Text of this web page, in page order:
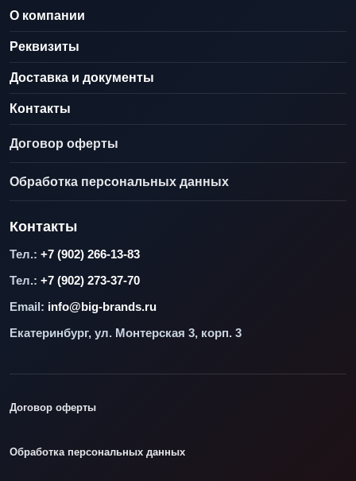
О компании
Реквизиты
Доставка и документы
Контакты
Договор оферты
Обработка персональных данных
Контакты
Тел.: +7 (902) 266-13-83
Тел.: +7 (902) 273-37-70
Email: info@big-brands.ru
Екатеринбург, ул. Монтерская 3, корп. 3
Договор оферты
Обработка персональных данных